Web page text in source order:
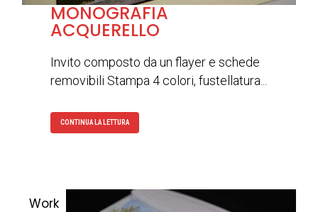
MONOGRAFIA
ACQUERELLO
Invito composto da un flayer e schede
removibili Stampa 4 colori, fustellatura...
CONTINUA LA LETTURA